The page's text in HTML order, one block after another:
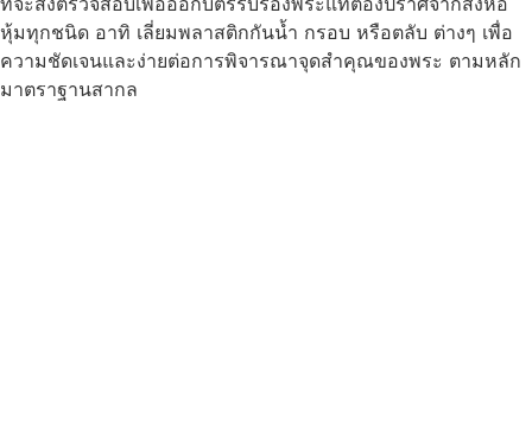
หุ้มทุกชนิด อาทิ เลี่ยมพลาสติกกันน้ำ กรอบ หรือตลับ ต่างๆ เพื่อ
ความชัดเจนและง่ายต่อการพิจารณาจุดสำคุณของพระ ตามหลัก
มาตราฐานสากล